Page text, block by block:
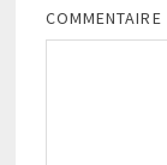
COMMENTAIRE